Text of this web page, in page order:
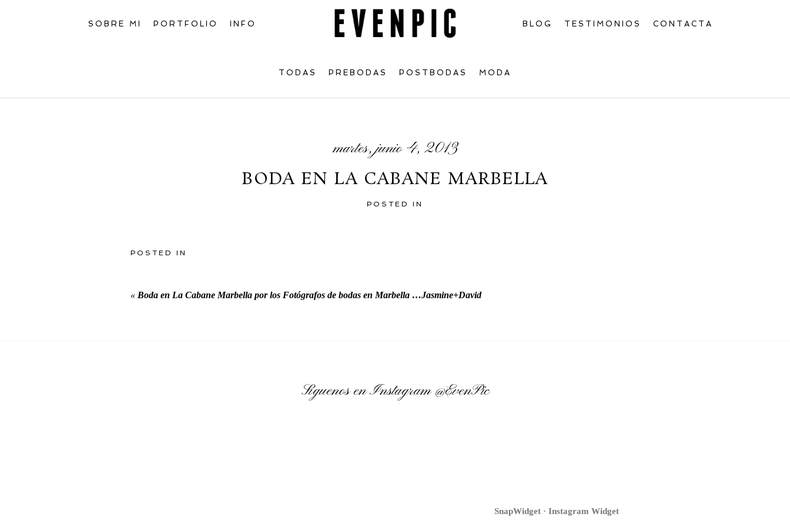
SOBRE MI PORTFOLIO INFO BLOG TESTIMONIOS CONTACTA
TODAS PREBODAS POSTBODAS MODA
martes, junio 4, 2013
BODA EN LA CABANE MARBELLA
POSTED IN
POSTED IN
« Boda en La Cabane Marbella por los Fotógrafos de bodas en Marbella …Jasmine+David
Síguenos en Instagram@EvenPic
SnapWidget · Instagram Widget